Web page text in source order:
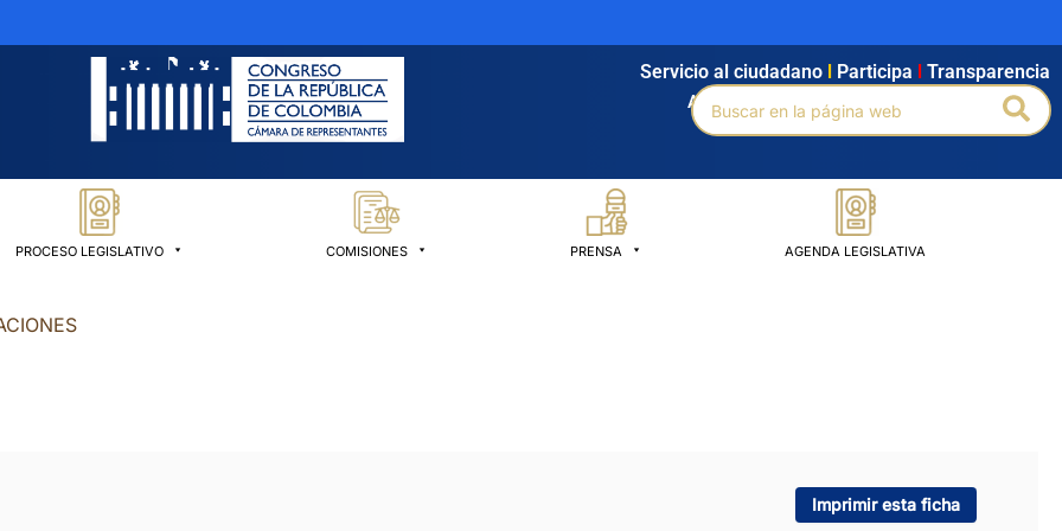
Agendamiento Intranet Búsqueda avanzada
Servicio al ciudadano Participa Transparencia
Buscar
por:
PROCESO LEGISLATIVO COMISIONES PRENSA AGENDA LEGISLATIVA
Imprimir esta ficha